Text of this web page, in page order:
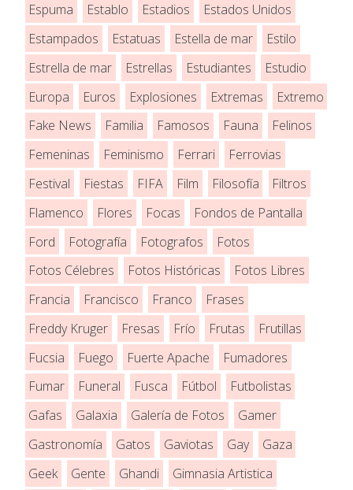
Espuma
Establo Estadios
Estados Unidos
Estampados
Estatuas Estella de mar
Estilo
Estrella de mar
Estrellas Estudiantes
Estudio
Europa
Euros Explosiones Extremas
Extremo
Fake News
Familia Famosos Fauna
Felinos
Femeninas
Feminismo Ferrari
Ferrovias
Festival
Fiestas FIFA Film Filosofía
Filtros
Flamenco
Flores Focas
Fondos de Pantalla
Ford
Fotografía Fotografos
Fotos
Fotos Célebres
Fotos Históricas
Fotos Libres
Francia
Francisco Franco
Frases
Freddy Kruger
Fresas Frío Frutas
Frutillas
Fucsia
Fuego Fuerte Apache
Fumadores
Fumar
Funeral Fusca Fútbol
Futbolistas
Gafas
Galaxia Galería de Fotos
Gamer
Gastronomía
Gatos Gaviotas Gay
Gaza
Geek
Gente Ghandi Gimnasia Artistica